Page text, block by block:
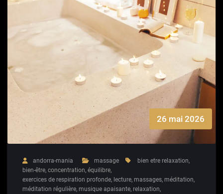
26 mai 2026
andorra-mania massage bien etre relaxation,
bien-être, concentration, équilibre,
exercices de respiration profonde, lecture, massages, méditation,
méditation régulière, musique apaisante, relaxation,